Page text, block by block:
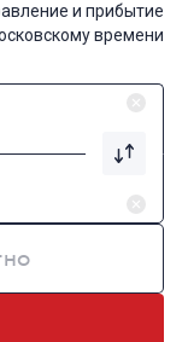
и прибытие
времени